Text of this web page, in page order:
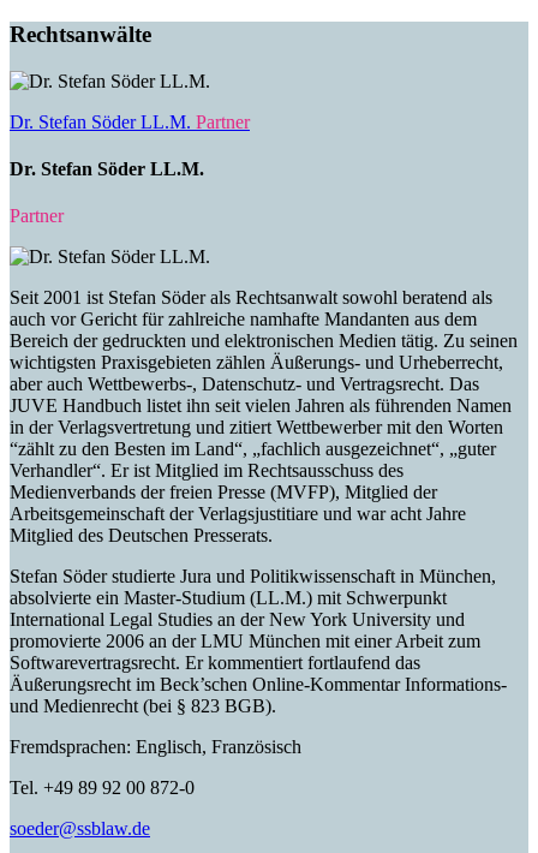
Rechtsanwälte
Dr. Stefan Söder LL.M. Partner
Dr. Stefan Söder LL.M.
Partner
Seit 2001 ist Stefan Söder als Rechtsanwalt sowohl beratend als
auch vor Gericht für zahlreiche namhafte Mandanten aus dem
Bereich der gedruckten und elektronischen Medien tätig. Zu seinen
wichtigsten Praxisgebieten zählen Äußerungs- und Urheberrecht,
aber auch Wettbewerbs-, Datenschutz- und Vertragsrecht. Das
JUVE Handbuch listet ihn seit vielen Jahren als führenden Namen
in der Verlagsvertretung und zitiert Wettbewerber mit den Worten
“zählt zu den Besten im Land“, „fachlich ausgezeichnet“, „guter
Verhandler“. Er ist Mitglied im Rechtsausschuss des
Medienverbands der freien Presse (MVFP), Mitglied der
Arbeitsgemeinschaft der Verlagsjustitiare und war acht Jahre
Mitglied des Deutschen Presserats.
Stefan Söder studierte Jura und Politikwissenschaft in München,
absolvierte ein Master-Studium (LL.M.) mit Schwerpunkt
International Legal Studies an der New York University und
promovierte 2006 an der LMU München mit einer Arbeit zum
Softwarevertragsrecht. Er kommentiert fortlaufend das
Äußerungsrecht im Beck’schen Online-Kommentar Informations-
und Medienrecht (bei § 823 BGB).
Fremdsprachen: Englisch, Französisch
Tel. +49 89 92 00 872-0
soeder@ssblaw.de